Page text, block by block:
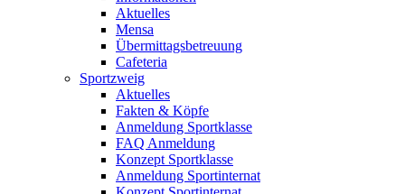
Aktuelles
Mensa
Übermittagsbetreuung
Cafeteria
Sportzweig
Aktuelles
Fakten & Köpfe
Anmeldung Sportklasse
FAQ Anmeldung
Konzept Sportklasse
Anmeldung Sportinternat